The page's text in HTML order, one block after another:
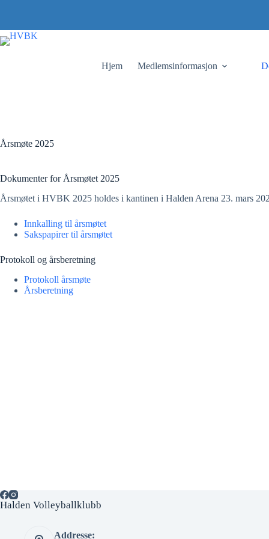
Hjem Medlemsinformasjon
Årsmøte 2025
Dokumenter for Årsmøtet 2025
Årsmøtet i HVBK 2025 holdes i kantinen i Halden Arena 23. mars
Innkalling til årsmøtet
Sakspapirer til årsmøtet
Protokoll og årsberetning
Protokoll årsmøte
Årsberetning
Halden Volleyballklubb
Addresse: